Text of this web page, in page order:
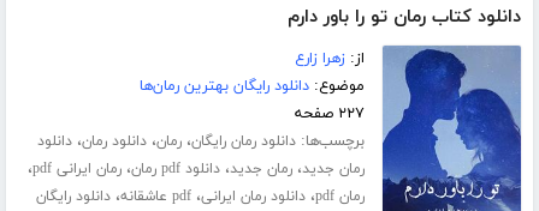
دانلود کتاب رمان تو را باور دارم
از:زهرا زارع
موضوع:دانلود رایگان بهترین رمان‌ها
۲۲۷ صفحه
برچسب‌ها:دانلود رمان رایگان،رمان،دانلود رمان،دانلود
رمان جدید،رمان جدید،دانلود pdf رمان ،رمان ایرانی pdf ،
رمان pdf ،دانلود رمان ایرانی،pdf عاشقانه ،دانلود رایگان